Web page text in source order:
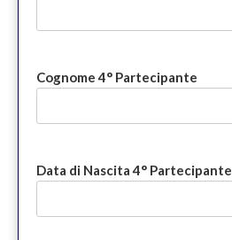
Cognome 4° Partecipante
Data di Nascita 4° Partecipante